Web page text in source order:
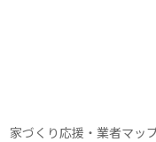
家づくり応援・業者マッ